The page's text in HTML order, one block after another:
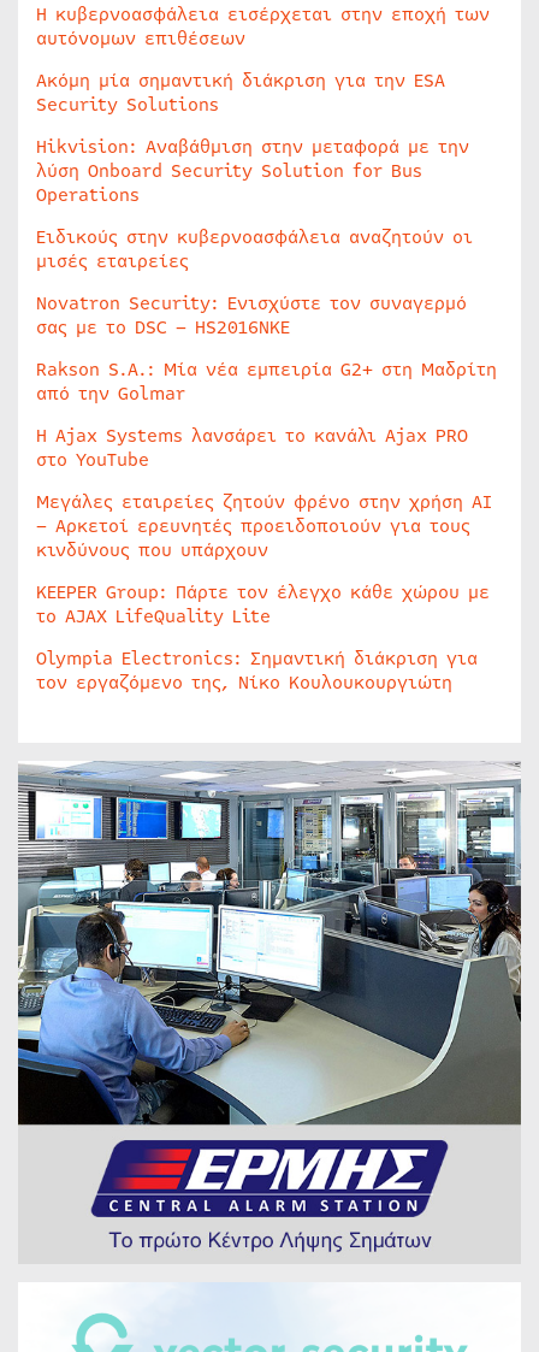
Η κυβερνοασφάλεια εισέρχεται στην εποχή των
αυτόνομων επιθέσεων
Ακόμη μία σημαντική διάκριση για την ESA
Security Solutions
Hikvision: Αναβάθμιση στην μεταφορά με την
λύση Onboard Security Solution for Bus
Operations
Ειδικούς στην κυβερνοασφάλεια αναζητούν οι
μισές εταιρείες
Novatron Security: Ενισχύστε τον συναγερμό
σας με το DSC – HS2016NKE
Rakson S.A.: Μία νέα εμπειρία G2+ στη Μαδρίτη
από την Golmar
Η Ajax Systems λανσάρει το κανάλι Ajax PRO
στο YouTube
Μεγάλες εταιρείες ζητούν φρένο στην χρήση AI
– Αρκετοί ερευνητές προειδοποιούν για τους
κινδύνους που υπάρχουν
KEEPER Group: Πάρτε τον έλεγχο κάθε χώρου με
το AJAX LifeQuality Lite
Olympia Electronics: Σημαντική διάκριση για
τον εργαζόμενο της, Νίκο Κουλουκουργιώτη